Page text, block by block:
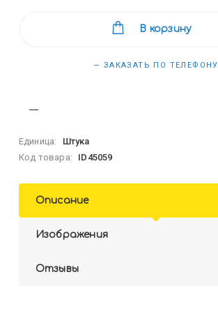
В корзину
— ЗАКАЗАТЬ ПО ТЕЛЕФОНУ
Единица:
Штука
Код товара:
ID45059
Описание
Изображения
Отзывы